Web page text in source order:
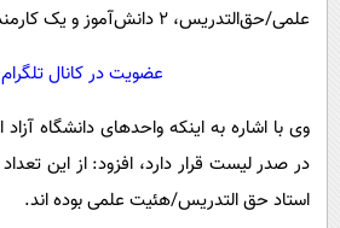
علمی/حق‌التدریس، ۲ دانش‌آموز و یک کارمند است.
عضویت در کانال تلگرام
استاد حق التدریس/هئیت علمی بوده اند.